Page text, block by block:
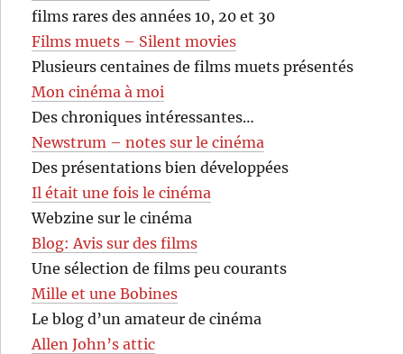
films rares des années 10, 20 et 30
Films muets – Silent movies
Plusieurs centaines de films muets présentés
Mon cinéma à moi
Des chroniques intéressantes…
Newstrum – notes sur le cinéma
Des présentations bien développées
Il était une fois le cinéma
Webzine sur le cinéma
Blog: Avis sur des films
Une sélection de films peu courants
Mille et une Bobines
Le blog d’un amateur de cinéma
Allen John’s attic